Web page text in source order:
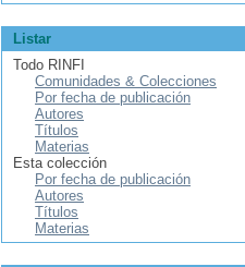
Listar
Todo RINFI
Comunidades & Colecciones
Por fecha de publicación
Autores
Títulos
Materias
Esta colección
Por fecha de publicación
Autores
Títulos
Materias